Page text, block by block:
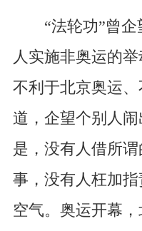
“法轮功”曾企
人实施非奥运的
不利于北京奥运
道，企望个别人
是，没有人借所谓
事，没有人枉加
空气。奥运开幕